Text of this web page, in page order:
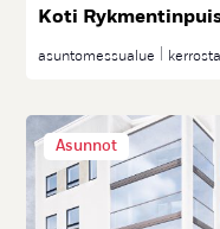
Ko­ti
asuntomessualue
Asunnot